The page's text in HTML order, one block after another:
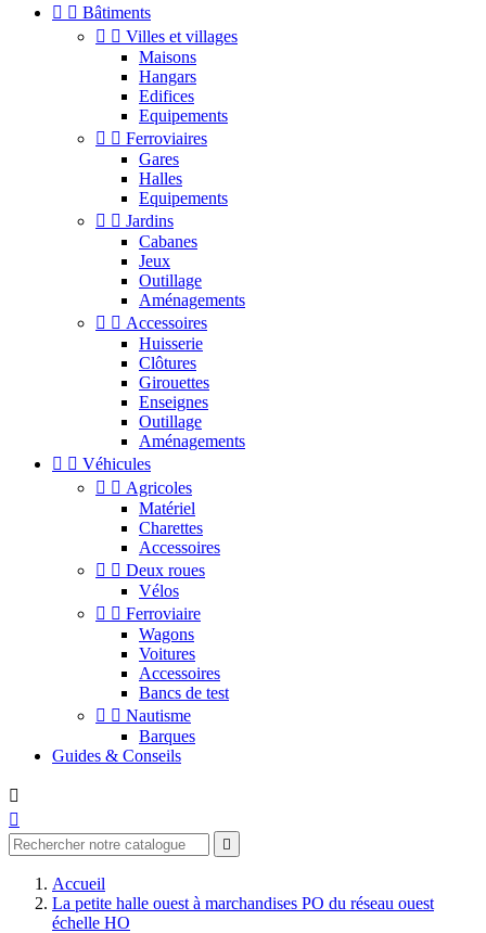
  Bâtiments
  Villes et villages
Maisons
Hangars
Edifices
Equipements
  Ferroviaires
Gares
Halles
Equipements
  Jardins
Cabanes
Jeux
Outillage
Aménagements
  Accessoires
Huisserie
Clôtures
Girouettes
Enseignes
Outillage
Aménagements
  Véhicules
  Agricoles
Matériel
Charettes
Accessoires
  Deux roues
Vélos
  Ferroviaire
Wagons
Voitures
Accessoires
Bancs de test
  Nautisme
Barques
Guides & Conseils



Accueil
La petite halle ouest à marchandises PO du réseau ouest
échelle HO